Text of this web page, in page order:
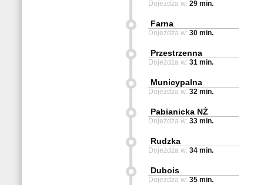
Dojeżdża w: 29 min.
Farna
Dojeżdża w: 30 min.
Przestrzenna
Dojeżdża w: 31 min.
Municypalna
Dojeżdża w: 32 min.
Pabianicka NŻ
Dojeżdża w: 33 min.
Rudzka
Dojeżdża w: 34 min.
Dubois
Dojeżdża w: 35 min.